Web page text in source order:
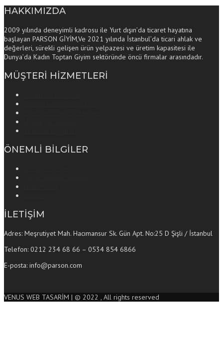
HAKKIMIZDA
2009 yılında deneyimli kadrosu ile Yurt dışın’da ticaret hayatına
başlayan PARSON GİYİM,Ve 2021 yılında İstanbul’da ticari ahlak ve
değerleri, sürekli gelişen ürün yelpazesi ve üretim kapasitesi ile
Dunya’da Kadın Toptan Giyim sektöründe öncü firmalar arasındadır.
MÜŞTERİ HİZMETLERİ
ÖNEMLİ BİLGİLER
İLETİŞİM
Adres: Meşrutiyet Mah. Hacımansur Sk. Gün Apt. No:25 D Şişli / İstanbul
Telefon: 0212 234 68 66 – 0534 854 6866
E-posta: info@parson.com
VENUS WEB TASARİM | © 2022 , All rights reserved